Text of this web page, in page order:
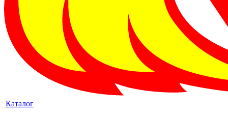
Каталог